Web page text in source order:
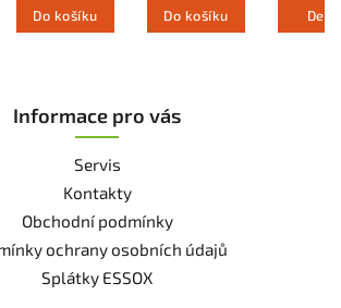
Do košíku Do košíku
Informace pro vás
Servis
Kontakty
Obchodní podmínky
ochrany osobních údajů
Splátky ESSOX